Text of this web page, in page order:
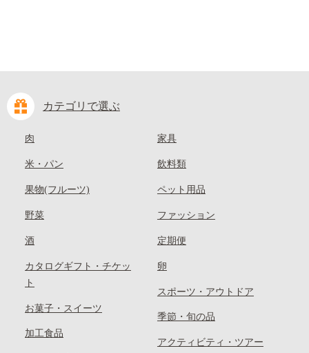
カテゴリで選ぶ
肉
米・パン
果物(フルーツ)
野菜
酒
カタログギフト・チケッ
ト
お菓子・スイーツ
加工食品
家具
飲料類
ペット用品
ファッション
定期便
卵
スポーツ・アウトドア
季節・旬の品
アクティビティ・ツアー